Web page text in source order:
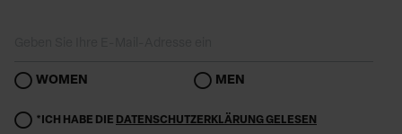
WOMEN MEN
*ICH HABE DIE DATENSCHUTZERKLÄRUNG GELESEN